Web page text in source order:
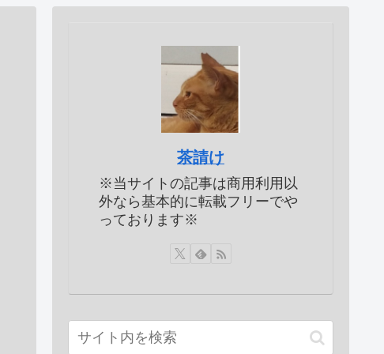
茶請け
※当サイトの記事は商用利用以
外なら基本的に転載フリーでや
っております※